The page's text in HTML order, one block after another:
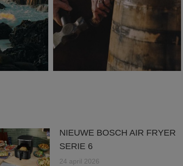
NIEUWE BOSCH AIR FRYER
SERIE 6
24 april 2026